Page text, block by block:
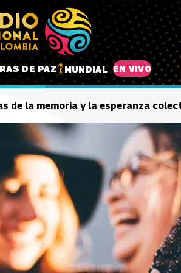
DE PAZ MUNDIAL EN VIVO
de la memoria y la esperanza